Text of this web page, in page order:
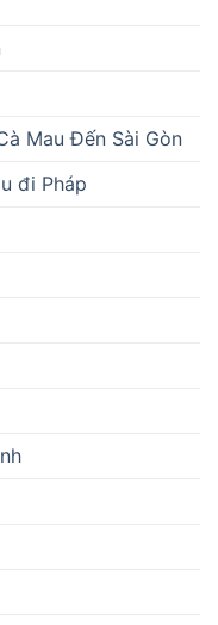
Mau Đến Sài Gòn
đi Pháp